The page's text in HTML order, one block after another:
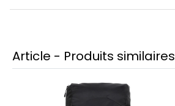
Article - Produits similaires